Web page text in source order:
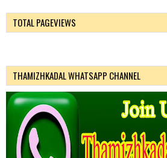
TOTAL PAGEVIEWS
THAMIZHKADAL WHATSAPP CHANNEL